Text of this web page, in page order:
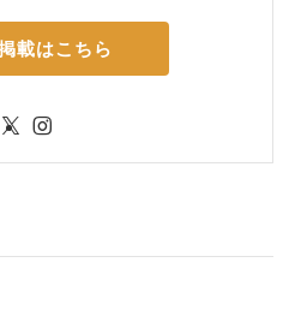
載はこちら